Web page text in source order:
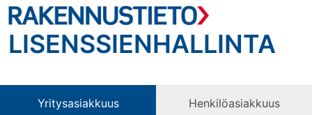
LISENSSIENHALLINTA
Yritysasiakkuus Henkilöasiakkuus